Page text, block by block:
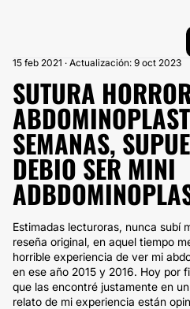
15 feb 2021 · Actualización: 9 oct 2023
SUTURA
SEMANAS,
DEBIO SER MINI
Estimadas lecturoras, nunca subí
reseña original, en aquel tiempo
horrible experiencia de ver mi
en ese año 2015 y 2016. Hoy por
que las encontré justamente en
relato de mi experiencia están